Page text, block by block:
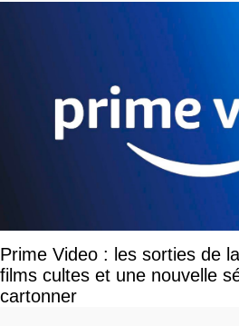
Prime Video : les sorties de
films cultes et une nouvelle
cartonner